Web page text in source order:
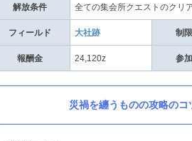
解放条件 全ての集会所クエストのクリ
フィールド 大社跡 制
報酬金 24,120z 参
災禍を纏うものの攻略のコ